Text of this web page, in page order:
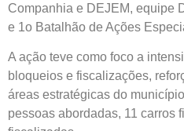
Companhia e DEJEM, equipe
e 1o Batalhão de Ações
A ação teve como foco a
bloqueios e fiscalizações,
áreas estratégicas do
pessoas abordadas, 11 carros